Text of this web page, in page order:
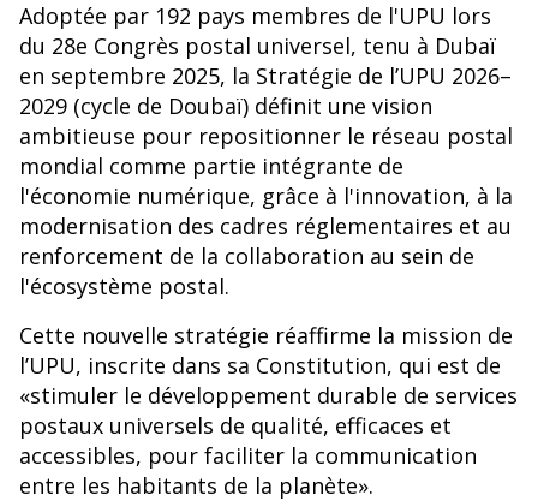
Adoptée par 192 pays membres de l'UPU lors
du 28e Congrès postal universel, tenu à Dubaï
en septembre 2025, la Stratégie de l’UPU 2026–
2029 (cycle de Doubaï) définit une vision
ambitieuse pour repositionner le réseau postal
mondial comme partie intégrante de
l'économie numérique, grâce à l'innovation, à la
modernisation des cadres réglementaires et au
renforcement de la collaboration au sein de
l'écosystème postal.
Cette nouvelle stratégie réaffirme la mission de
l’UPU, inscrite dans sa Constitution, qui est de
«stimuler le développement durable de services
postaux universels de qualité, efficaces et
accessibles, pour faciliter la communication
entre les habitants de la planète».